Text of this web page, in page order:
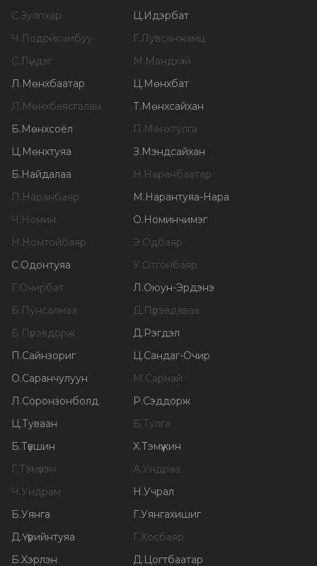
С.Зулпхар Ц.Идэрбат
Ч.Лодойсамбуу Г.Лувсанжамц
С.Лүндэг М.Мандхай
Л.Мөнхбаатар Ц.Мөнхбат
Л.Мөнхбаясгалан Т.Мөнхсайхан
Б.Мөнхсоёл П.Мөнхтулга
Ц.Мөнхтуяа З.Мэндсайхан
Б.Найдалаа Н.Наранбаатар
П.Наранбаяр М.Нарантуяа-Нара
Ч.Номин О.Номинчимэг
Н.Номтойбаяр Э.Одбаяр
С.Одонтуяа У.Отгонбаяр
Г.Очирбат Л.Оюун-Эрдэнэ
Б.Пунсалмаа Д.Пүрэвдаваа
Б.Пүрэвдорж Д.Рэгдэл
П.Сайнзориг Ц.Сандаг-Очир
О.Саранчулуун М.Сарнай
Л.Соронзонболд Р.Сэддорж
Ц.Туваан Б.Тулга
Б.Түвшин Х.Тэмүүжин
Г.Тэмүүлэн А.Ундраа
Ч.Ундрам Н.Учрал
Б.Уянга Г.Уянгахишиг
Д.Үүрийнтуяа Г.Хосбаяр
Б.Хэрлэн Д.Цогтбаатар